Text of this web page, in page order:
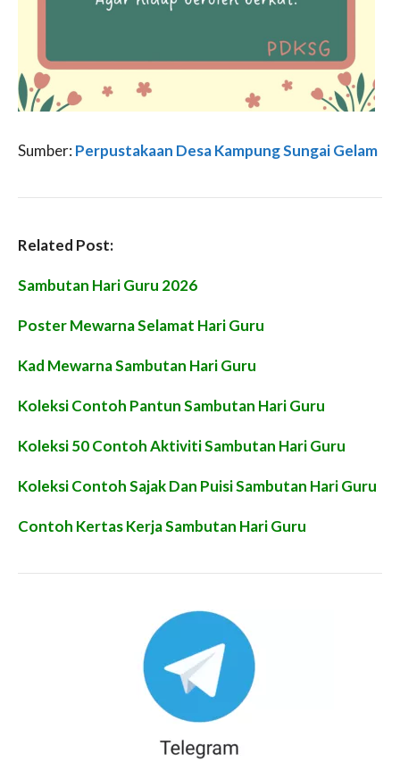
Sumber: Perpustakaan Desa Kampung Sungai Gelam
Related Post:
Sambutan Hari Guru 2026
Poster Mewarna Selamat Hari Guru
Kad Mewarna Sambutan Hari Guru
Koleksi Contoh Pantun Sambutan Hari Guru
Koleksi 50 Contoh Aktiviti Sambutan Hari Guru
Koleksi Contoh Sajak Dan Puisi Sambutan Hari Guru
Contoh Kertas Kerja Sambutan Hari Guru